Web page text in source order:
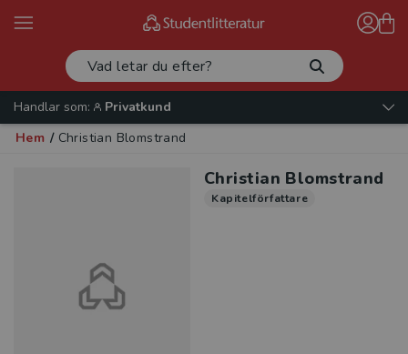
Handlar som:
Privatkund
Hem / Christian Blomstrand
Christian Blomstrand
Kapitelförfattare